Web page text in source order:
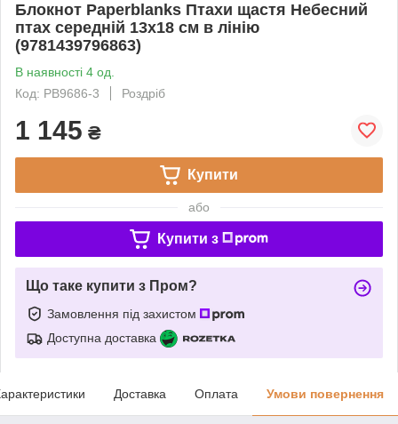
Блокнот Paperblanks Птахи щастя Небесний
птах середній 13х18 см в лінію
(9781439796863)
В наявності 4 од.
Код: PB9686-3
Роздріб
1 145 ₴
Купити
або
Купити з
Що таке купити з Пром?
Замовлення під захистом
Доступна доставка
Доставка Оплата Умови повернення